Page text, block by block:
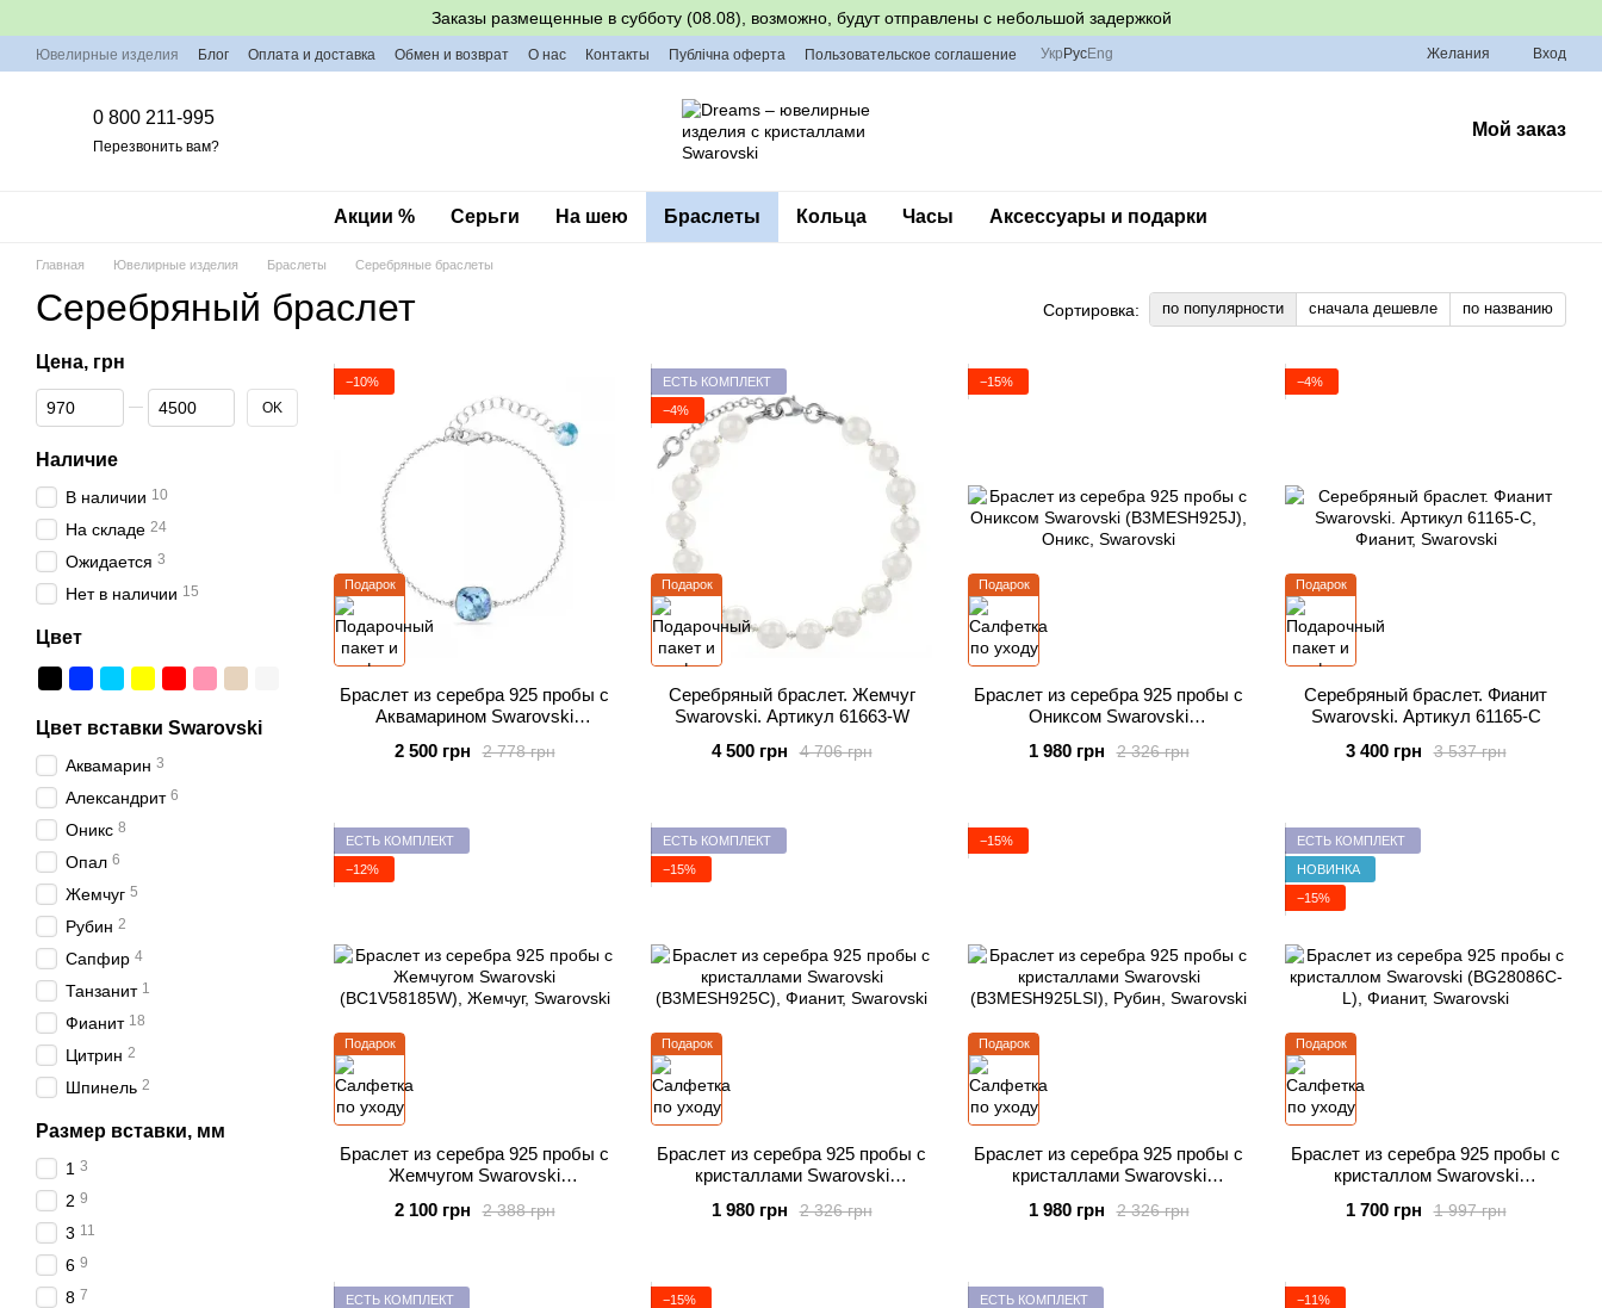
Заказы размещенные в субботу (08.08), возможно, будут отправлены с небольшой задержкой
Ювелирные изделия Блог Оплата и доставка Обмен и возврат О нас Контакты Публічна оферта Пользовательское соглашение Укр РусEng Желания Вход
0 800 211-995
Перезвонить вам?
Мой заказ
Акции % Серьги На шею Браслеты Кольца Часы Аксессуары и подарки
Главная Ювелирные изделия Браслеты Серебряные браслеты
Cеребряный браслет Сортировка: по популярности сначала дешевле по названию
Подарок
−10%
Браслет из серебра 925 пробы с
Аквамарином Swarovski
2 778 грн
2 500 грн
Подарок
ЕСТЬ КОМПЛЕКТ
−4%
Серебряный браслет. Жемчуг
Swarovski. Артикул 61663-W
4 706 грн
4 500 грн
Подарок
−15%
Браслет из серебра 925 пробы с
Ониксом Swarovski
2 326 грн
1 980 грн
Подарок
−4%
Серебряный браслет. Фианит
Swarovski. Артикул 61165-C
3 537 грн
3 400 грн
Подарок
ЕСТЬ КОМПЛЕКТ
−12%
Браслет из серебра 925 пробы с
Жемчугом Swarovski
2 388 грн
2 100 грн
Подарок
ЕСТЬ КОМПЛЕКТ
−15%
Браслет из серебра 925 пробы с
кристаллами Swarovski
2 326 грн
1 980 грн
Подарок
−15%
Браслет из серебра 925 пробы с
кристаллами Swarovski
2 326 грн
1 980 грн
Подарок
ЕСТЬ КОМПЛЕКТ
НОВИНКА
−15%
Браслет из серебра 925 пробы с
кристаллом Swarovski
1 997 грн
1 700 грн
ЕСТЬ КОМПЛЕКТ
−15%
ЕСТЬ КОМПЛЕКТ
−11%
Цена, грн
От Цена, грн
До Цена, грн OK
Наличие
В наличии 10
На складе 24
Ожидается 3
Нет в наличии 15
Цвет
Цвет вставки Swarovski
Аквамарин 3
Александрит 6
Оникс 8
Опал 6
Жемчуг 5
Рубин 2
Сапфир 4
Танзанит 1
Фианит 18
Цитрин 2
Шпинель 2
Размер вставки, мм
1 3
2 9
3 11
6 9
8 7